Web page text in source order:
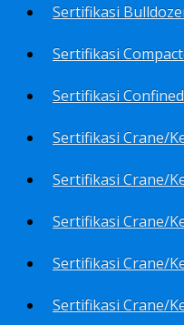
Sertifikasi
Sertifikasi
Sertifikasi
Sertifikasi Crane/
Sertifikasi Crane/
Sertifikasi Crane/
Sertifikasi Crane/
Sertifikasi Crane/